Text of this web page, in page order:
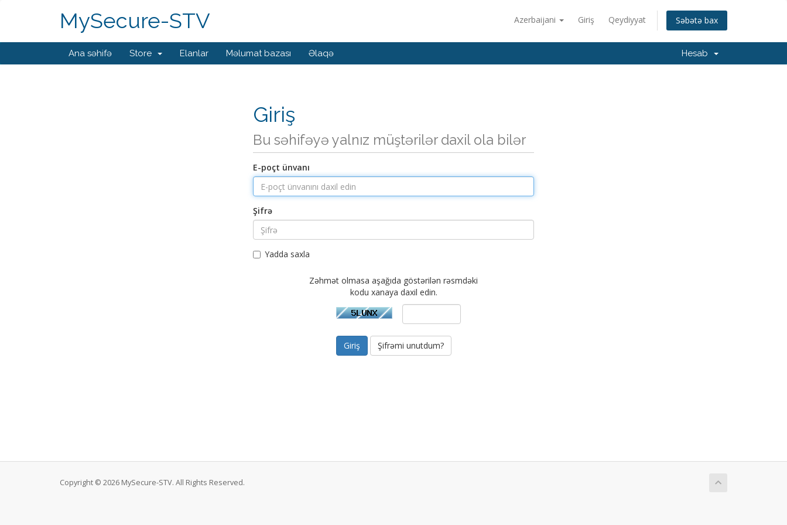
Azerbaijani Giriş Qeydiyyat Səbətə bax
MySecure-STV
Ana səhifə Store Elanlar Məlumat bazası Əlaqə Hesab
Giriş
Bu səhifəyə yalnız müştərilər daxil ola bilər
E-poçt ünvanı
Şifrə
Yadda saxla
Zəhmət olmasa aşağıda göstərilən rəsmdəki
kodu xanaya daxil edin.
Şifrəmi unutdum?
Copyright © 2026 MySecure-STV. All Rights Reserved.